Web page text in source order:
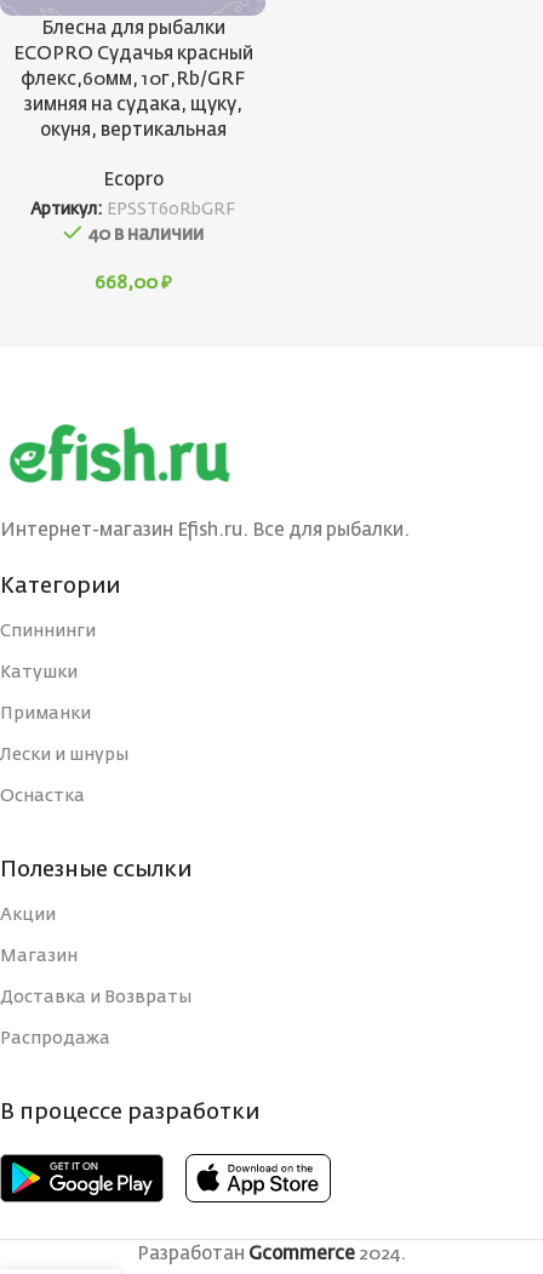
Блесна для рыбалки
ECOPRO Судачья красный
флекс,60мм, 10г,Rb/GRF
зимняя на судака, щуку,
окуня, вертикальная
Ecopro
Артикул: EPSST60RbGRF
40 в наличии
668,00 ₽
Интернет-магазин Efish.ru. Все для рыбалки.
Категории
Спиннинги
Катушки
Приманки
Лески и шнуры
Оснастка
Полезные ссылки
Акции
Магазин
Доставка и Возвраты
Распродажа
В процессе разработки
Разработан Gcommerce 2024.